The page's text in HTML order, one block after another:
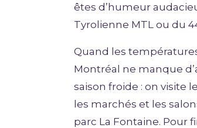
êtes d’humeur
Tyrolienne MTL ou du
Quand les
Montréal ne manque
saison froide : on visite
les marchés et les
parc La Fontaine. Pour